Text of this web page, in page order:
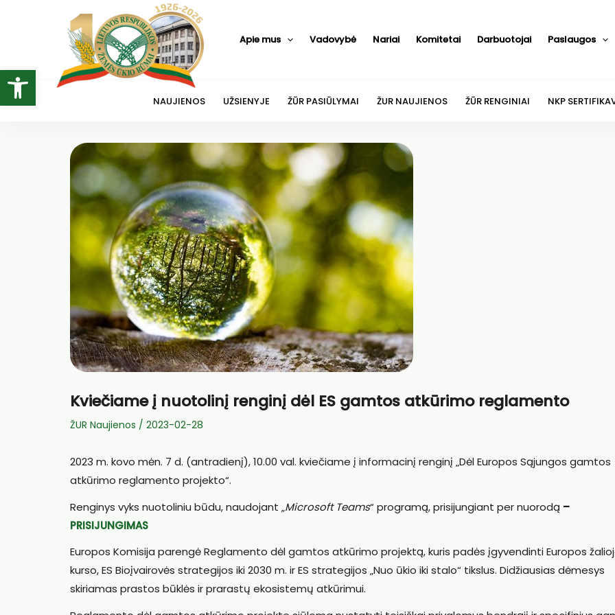
Open toolbar
Apie mus Vadovybė Nariai Komitetai Darbuotojai Paslaugos
NAUJIENOS UŽSIENYJE ŽŪR PASIŪLYMAI ŽUR NAUJIENOS ŽŪR RENGINIAI NKP
Kviečiame į nuotolinį renginį dėl ES gamtos atkūrimo reglamento
ŽUR Naujienos / 2023-02-28
2023 m. kovo mėn. 7 d. (antradienį), 10.00 val. kviečiame į informacinį renginį „Dėl Europos Sąjungos gamtos
atkūrimo reglamento projekto“.
Renginys vyks nuotoliniu būdu, naudojant „Microsoft Teams“ programą, prisijungiant per nuorodą –
PRISIJUNGIMAS
Europos Komisija parengė Reglamento dėl gamtos atkūrimo projektą, kuris padės įgyvendinti Europos
kurso, ES Bioįvairovės strategijos iki 2030 m. ir ES strategijos „Nuo ūkio iki stalo“ tikslus. Didžiausias dėmesys
skiriamas prastos būklės ir prarastų ekosistemų atkūrimui.